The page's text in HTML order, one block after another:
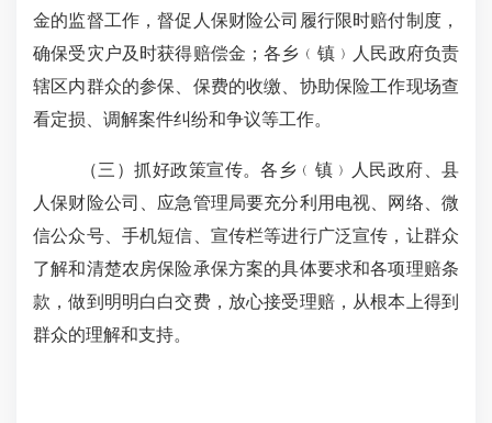
金的监督工作，督促人保财险公司履行限时赔付制度，
确保受灾户及时获得赔偿金；各乡 ﹙ 镇﹚
人民政府负责
辖区内群众的参保、保费的收缴、协助保险工作现场查
看定损、调解案件纠纷和争议等工作。
（三）抓好政策宣传。各乡 ﹙ 镇 ﹚
人民政府、县
人保财险公司、应急管理局要充分利用电视、网络、微
信公众号、手机短信、宣传栏等进行广泛宣传，让群众
了解和清楚农房保险承保方案的具体要求和各项理赔条
款，做到明明白白交费，放心接受理赔，从根本上得到
群众的理解和支持。